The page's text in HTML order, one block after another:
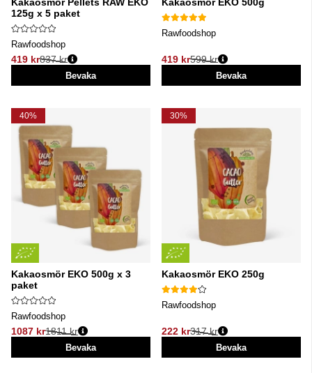
125g x 5 paket
Rawfoodshop
419 kr
Ordinarie pris:
837 kr
Bevaka
Rawfoodshop
419 kr
Ordinarie pris:
599 kr
Bevaka
40%
Kakaosmör EKO 500g x 3
paket
Rawfoodshop
1087 kr
Ordinarie pris:
1811 kr
Bevaka
30%
Kakaosmör EKO 250g
Rawfoodshop
222 kr
Ordinarie pris:
317 kr
Bevaka